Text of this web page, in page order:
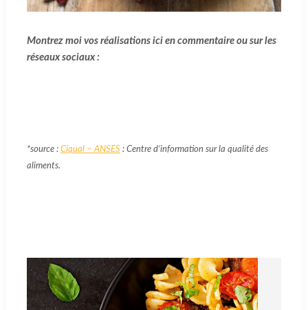
Montrez moi vos réalisations ici en commentaire ou sur les
réseaux sociaux :
*source : Ciqual – ANSES : Centre d’information sur la qualité des
aliments.